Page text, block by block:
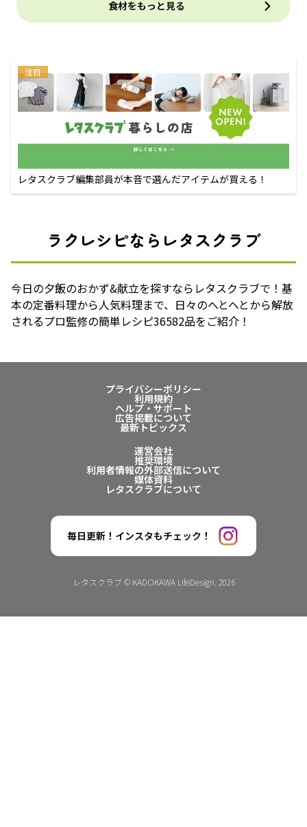
食材をもっと見る
注目
レタスクラブ編集部員が本音で選んだアイテムが買える！
ラクレシピならレタスクラブ
今日の夕飯のおかず&献立を探すならレタスクラブで！基
本の定番料理から人気料理まで、日々のへとへとから解放
されるプロ監修の簡単レシピ36582品をご紹介！
プライバシーポリシー
利用規約
ヘルプ・サポート
広告掲載について
最新トピックス
運営会社
推奨環境
利用者情報の外部送信について
媒体資料
レタスクラブについて
毎日更新！インスタもチェック！
レタスクラブ © KADOKAWA LifeDesign. 2026